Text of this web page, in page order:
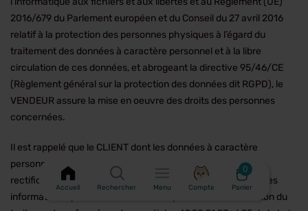
2016/679 du Parlement européen et du Conseil du 27 avril 2016
relatif à la protection des personnes physiques à l’égard du
traitement des données à caractère personnel et à la libre
circulation de ces données, et abrogeant la directive 95/46/CE
(Règlement général sur la protection des données dit RGPD), le
VENDEUR assure la mise en oeuvre des droits des personnes
concernées.
Il est rappelé que le CLIENT dont les données à caractère
personnel sont traitées bénéficie des droits d’accès, de
rectification, de mise à jour, de portabilité et d’effacement des
informations qui le concernent, ainsi qu’un droit à la limitation du
Accueil Rechercher Menu Compte
0
Panier